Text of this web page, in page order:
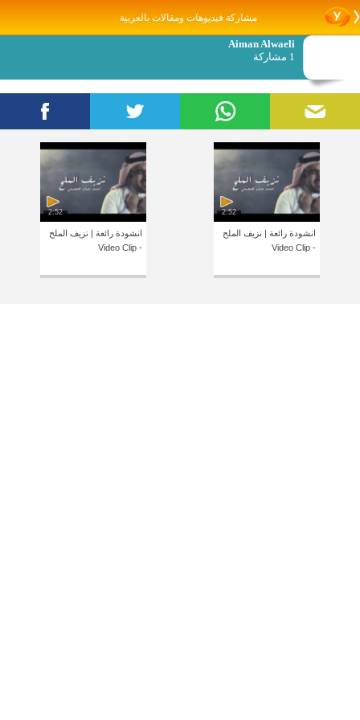
مشاركة فيديوهات ومقالات بالعربية
Aiman Alwaeli
1 مشاركة
2:52
انشودة رائعة | نزيف الملح
- Video Clip
2:52
انشودة رائعة | نزيف الملح
- Video Clip